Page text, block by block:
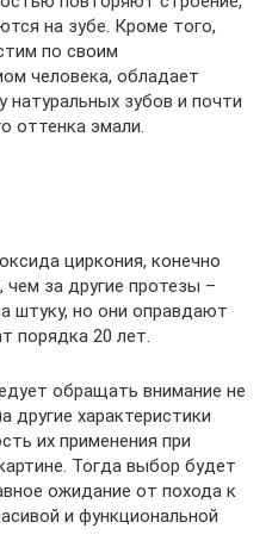
на зубе. Кроме того,
по своим
человека, обладает
зубов и почти
оттенка эмали.
циркония, конечно
за другие протезы –
штуку, но они оправдают
порядка 20 лет.
обращать внимание не
другие характеристики
их применения при
Тогда выбор будет
ожидание от похода к
и функциональной